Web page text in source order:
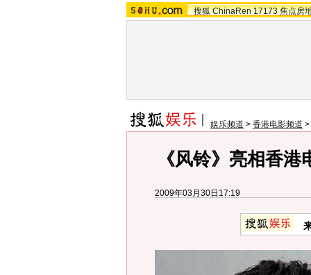
搜狐 ChinaRen 17173 焦点房
娱乐频道 > 香港电影频道 >
《风铃》亮相香
2009年03月30日17:19